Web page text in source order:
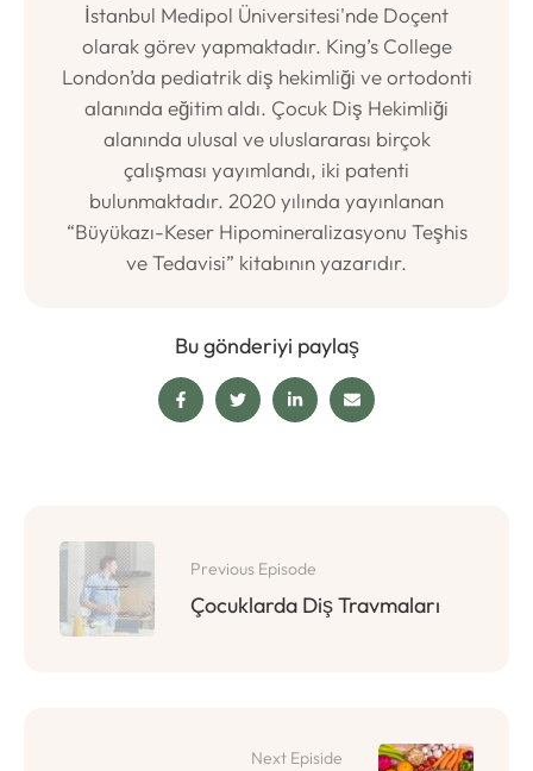
İstanbul Medipol Üniversitesi'nde Doçent
olarak görev yapmaktadır. King’s College
London’da pediatrik diş hekimliği ve ortodonti
alanında eğitim aldı. Çocuk Diş Hekimliği
alanında ulusal ve uluslararası birçok
çalışması yayımlandı, iki patenti
bulunmaktadır. 2020 yılında yayınlanan
“Büyükazı-Keser Hipomineralizasyonu Teşhis
ve Tedavisi” kitabının yazarıdır.
Bu gönderiyi paylaş
Previous Episode
Çocuklarda Diş Travmaları
Next Episide